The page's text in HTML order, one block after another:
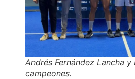
Andrés Fernández Lancha y
campeones.